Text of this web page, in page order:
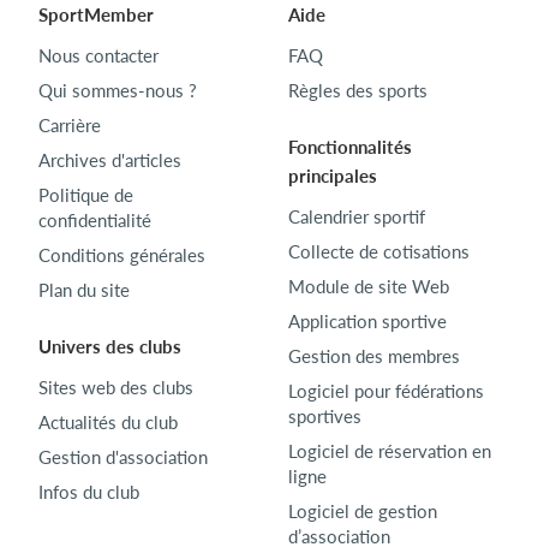
SportMember
Nous contacter
Qui sommes-nous ?
Carrière
Archives d'articles
Politique de
confidentialité
Conditions générales
Plan du site
Univers des clubs
Sites web des clubs
Actualités du club
Gestion d'association
Infos du club
Aide
FAQ
Règles des sports
Fonctionnalités
principales
Calendrier sportif
Collecte de cotisations
Module de site Web
Application sportive
Gestion des membres
Logiciel pour fédérations
sportives
Logiciel de réservation en
ligne
Logiciel de gestion
d’association